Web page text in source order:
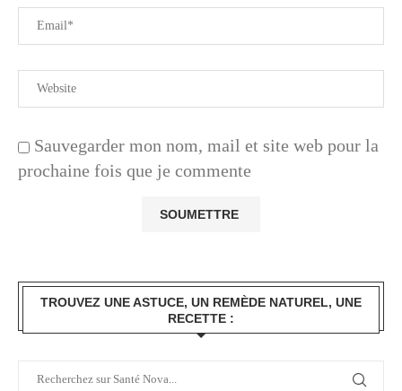
Sauvegarder mon nom, mail et site web pour la
prochaine fois que je commente
TROUVEZ UNE ASTUCE, UN REMÈDE NATUREL, UNE
RECETTE :